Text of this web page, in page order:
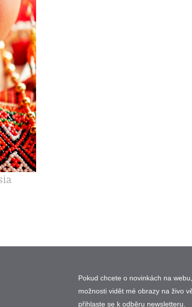
Pokud chcete o novinkách na
možnosti vidět mé obrazy na živo
přihlaste se k odběru newsletteru.